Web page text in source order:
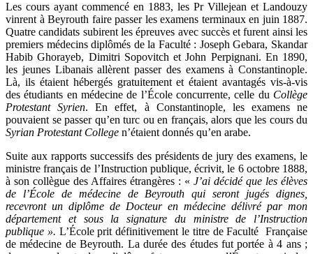
Les cours ayant commencé en 1883, les Pr Villejean et Landouzy
vinrent à Beyrouth faire passer les examens terminaux en juin 1887.
Quatre candidats subirent les épreuves avec succès et furent ainsi les
premiers médecins diplômés de la Faculté : Joseph Gebara, Skandar
Habib Ghorayeb, Dimitri Sopovitch et John Perpignani. En 1890,
les jeunes Libanais allèrent passer des examens à Constantinople.
Là, ils étaient hébergés gratuitement et étaient avantagés vis-à-vis
des étudiants en médecine de l’École concurrente, celle du Collège
Protestant Syrien. En effet, à Constantinople, les examens ne
pouvaient se passer qu’en turc ou en français, alors que les cours du
Syrian Protestant College n’étaient donnés qu’en arabe.
Suite aux rapports successifs des présidents de jury des examens, le
ministre français de l’Instruction publique, écrivit, le 6 octobre 1888,
à son collègue des Affaires étrangères : « J’ai décidé que les élèves
de l’École de médecine de Beyrouth qui seront jugés dignes,
recevront un diplôme de Docteur en médecine délivré par mon
département et sous la signature du ministre de l’Instruction
publique ». L’École prit définitivement le titre de Faculté Française
de médecine de Beyrouth. La durée des études fut portée à 4 ans ;